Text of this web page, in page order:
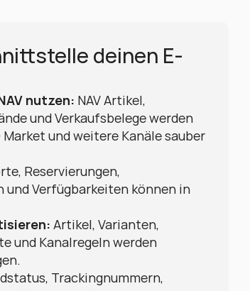
deinen E-
nutzen: NAV Artikel,
und Verkaufsbelege werden
und weitere Kanäle sauber
Reservierungen,
Verfügbarkeiten können in
Artikel, Varianten,
und Kanalregeln werden
Trackingnummern,